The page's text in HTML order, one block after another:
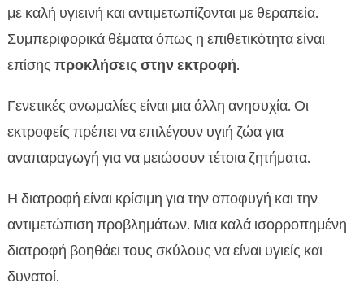
με καλή υγιεινή και αντιμετωπίζονται με θεραπεία.
Συμπεριφορικά θέματα όπως η επιθετικότητα είναι
επίσης προκλήσεις στην εκτροφή.
Γενετικές ανωμαλίες είναι μια άλλη ανησυχία. Οι
εκτροφείς πρέπει να επιλέγουν υγιή ζώα για
αναπαραγωγή για να μειώσουν τέτοια ζητήματα.
Η διατροφή είναι κρίσιμη για την αποφυγή και την
αντιμετώπιση προβλημάτων. Μια καλά ισορροπημένη
διατροφή βοηθάει τους σκύλους να είναι υγιείς και
δυνατοί.